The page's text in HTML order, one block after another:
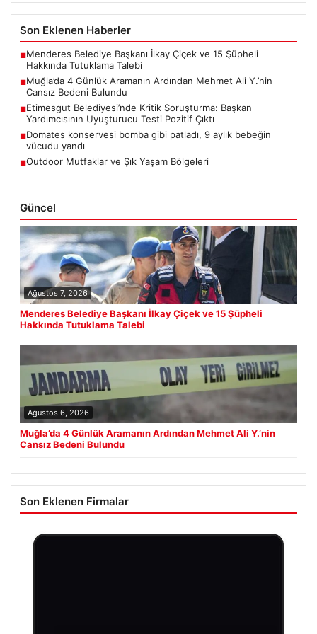
Son Eklenen Haberler
■Menderes Belediye Başkanı İlkay Çiçek ve 15 Şüpheli
Hakkında Tutuklama Talebi
■Muğla’da 4 Günlük Aramanın Ardından Mehmet Ali Y.’nin
Cansız Bedeni Bulundu
■Etimesgut Belediyesi’nde Kritik Soruşturma: Başkan
Yardımcısının Uyuşturucu Testi Pozitif Çıktı
■Domates konservesi bomba gibi patladı, 9 aylık bebeğin
vücudu yandı
■Outdoor Mutfaklar ve Şık Yaşam Bölgeleri
Güncel
Ağustos 7, 2026
Menderes Belediye Başkanı İlkay Çiçek ve 15 Şüpheli
Hakkında Tutuklama Talebi
Ağustos 6, 2026
Muğla’da 4 Günlük Aramanın Ardından Mehmet Ali Y.’nin
Cansız Bedeni Bulundu
Son Eklenen Firmalar